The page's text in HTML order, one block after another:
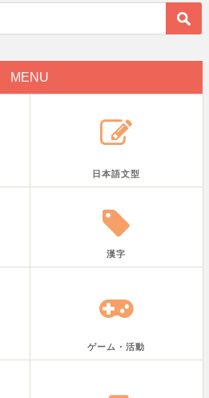
MENU
日本語文型
漢字
ゲーム・活動